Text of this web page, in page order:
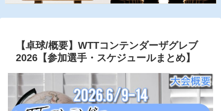
【卓球/概要】WTTコンテンダーザグレブ
2026【参加選手・スケジュールまとめ】